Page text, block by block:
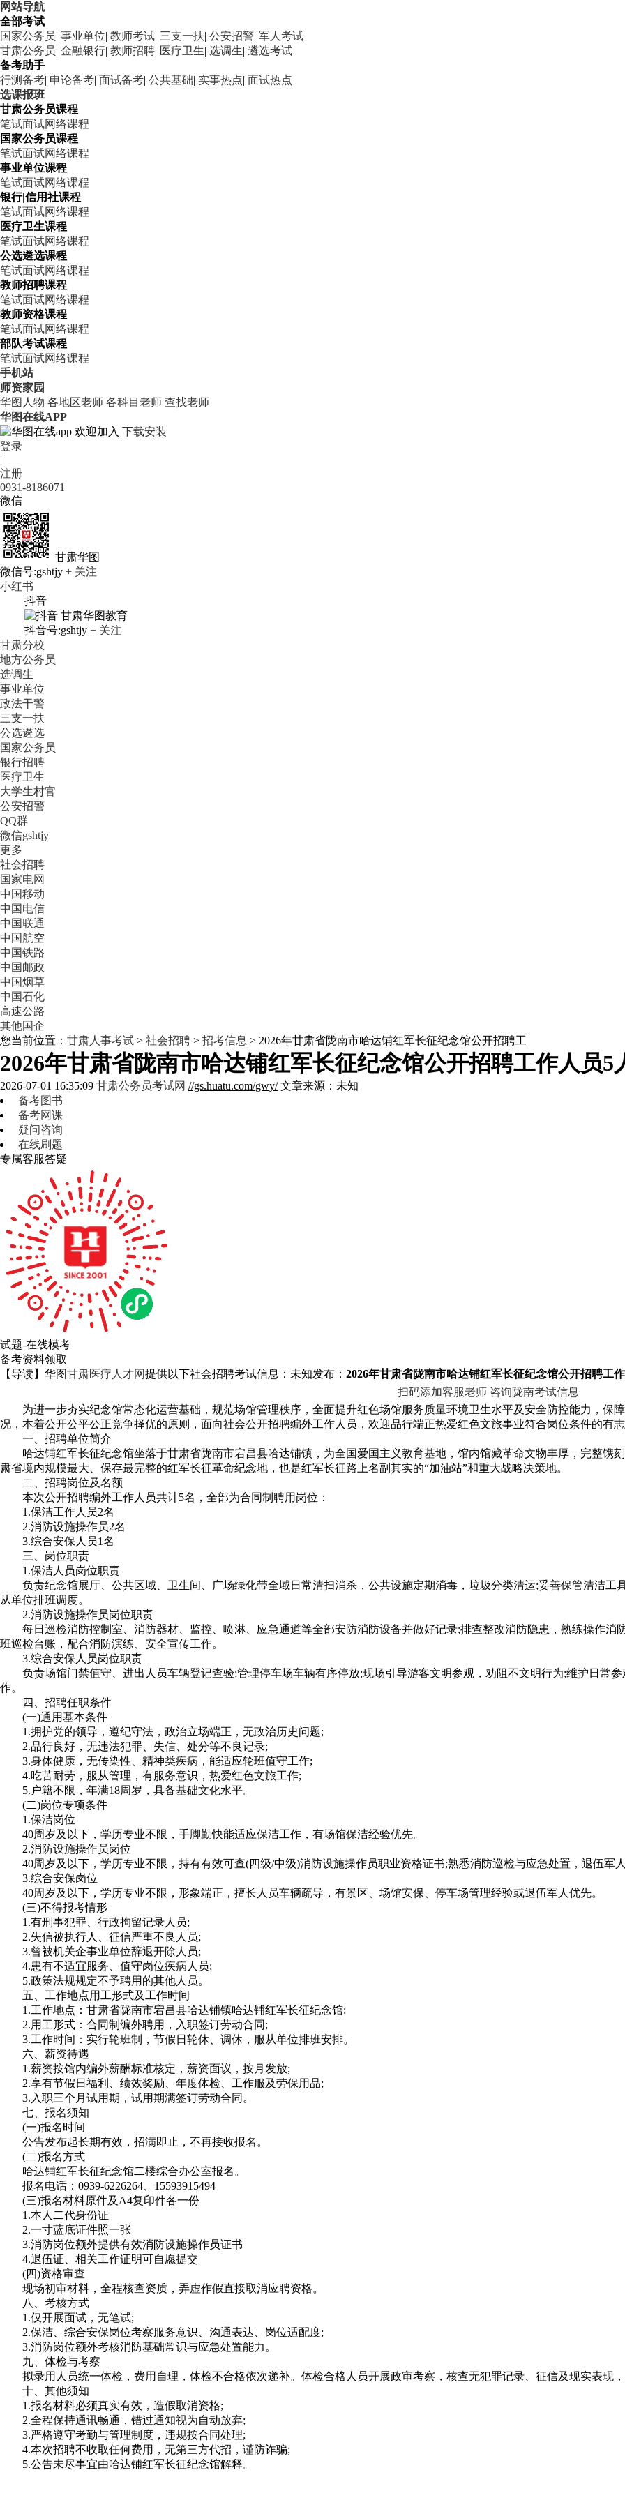
网站导航
全部考试
国家公务员| 事业单位| 教师考试| 三支一扶| 公安招警| 军人考试
甘肃公务员| 金融银行| 教师招聘| 医疗卫生| 选调生| 遴选考试
备考助手
行测备考| 申论备考| 面试备考| 公共基础| 实事热点| 面试热点
选课报班
甘肃公务员课程
笔试面试网络课程
国家公务员课程
笔试面试网络课程
事业单位课程
笔试面试网络课程
银行|信用社课程
笔试面试网络课程
医疗卫生课程
笔试面试网络课程
公选遴选课程
笔试面试网络课程
教师招聘课程
笔试面试网络课程
教师资格课程
笔试面试网络课程
部队考试课程
笔试面试网络课程
手机站
师资家园
华图人物 各地区老师 各科目老师 查找老师
华图在线APP
欢迎加入 下载安装
登录
|
注册
0931-8186071
微信
甘肃华图
微信号:gshtjy + 关注
小红书
抖音
甘肃华图教育
抖音号:gshtjy + 关注
甘肃分校
地方公务员
选调生
事业单位
政法干警
三支一扶
公选遴选
国家公务员
银行招聘
医疗卫生
大学生村官
公安招警
QQ群
微信gshtjy
更多
社会招聘
国家电网
中国移动
中国电信
中国联通
中国航空
中国铁路
中国邮政
中国烟草
中国石化
高速公路
其他国企
您当前位置： 甘肃人事考试 > 社会招聘 > 招考信息 > 2026年甘肃省陇南市哈达铺红军长征纪念馆公开招聘工
2026年甘肃省陇南市哈达铺红军长征纪念馆公开招聘工作人员5
2026-07-01 16:35:09 甘肃公务员考试网 //gs.huatu.com/gwy/ 文章来源：未知
备考图书
备考网课
疑问咨询
在线刷题
专属客服答疑
试题-在线模考
备考资料领取
【导读】华图甘肃医疗人才网提供以下社会招聘考试信息：未知发布： 2026年甘肃省陇南市哈达铺红军长征纪念馆公开招聘工
扫码添加客服老师 咨询陇南考试信息
为进一步夯实纪念馆常态化运营基础，规范场馆管理秩序，全面提升红色场馆服务质量环境卫生水平及安全防控能力，保
况，本着公开公平公正竞争择优的原则，面向社会公开招聘编外工作人员，欢迎品行端正热爱红色文旅事业符合岗位条件的有
一、招聘单位简介
哈达铺红军长征纪念馆坐落于甘肃省陇南市宕昌县哈达铺镇，为全国爱国主义教育基地，馆内馆藏革命文物丰厚，完整镌
肃省境内规模最大、保存最完整的红军长征革命纪念地，也是红军长征路上名副其实的“加油站”和重大战略决策地。
二、招聘岗位及名额
本次公开招聘编外工作人员共计5名，全部为合同制聘用岗位：
1.保洁工作人员2名
2.消防设施操作员2名
3.综合安保人员1名
三、岗位职责
1.保洁人员岗位职责
负责纪念馆展厅、公共区域、卫生间、广场绿化带全域日常清扫消杀，公共设施定期消毒，垃圾分类清运;妥善保管清洁工
从单位排班调度。
2.消防设施操作员岗位职责
每日巡检消防控制室、消防器材、监控、喷淋、应急通道等全部安防消防设备并做好记录;排查整改消防隐患，熟练操作消
班巡检台账，配合消防演练、安全宣传工作。
3.综合安保人员岗位职责
负责场馆门禁值守、进出人员车辆登记查验;管理停车场车辆有序停放;现场引导游客文明参观，劝阻不文明行为;维护日常
作。
四、招聘任职条件
(一)通用基本条件
1.拥护党的领导，遵纪守法，政治立场端正，无政治历史问题;
2.品行良好，无违法犯罪、失信、处分等不良记录;
3.身体健康，无传染性、精神类疾病，能适应轮班值守工作;
4.吃苦耐劳，服从管理，有服务意识，热爱红色文旅工作;
5.户籍不限，年满18周岁，具备基础文化水平。
(二)岗位专项条件
1.保洁岗位
40周岁及以下，学历专业不限，手脚勤快能适应保洁工作，有场馆保洁经验优先。
2.消防设施操作员岗位
40周岁及以下，学历专业不限，持有有效可查(四级/中级)消防设施操作员职业资格证书;熟悉消防巡检与应急处置，退伍军
3.综合安保岗位
40周岁及以下，学历专业不限，形象端正，擅长人员车辆疏导，有景区、场馆安保、停车场管理经验或退伍军人优先。
(三)不得报考情形
1.有刑事犯罪、行政拘留记录人员;
2.失信被执行人、征信严重不良人员;
3.曾被机关企事业单位辞退开除人员;
4.患有不适宜服务、值守岗位疾病人员;
5.政策法规规定不予聘用的其他人员。
五、工作地点用工形式及工作时间
1.工作地点：甘肃省陇南市宕昌县哈达铺镇哈达铺红军长征纪念馆;
2.用工形式：合同制编外聘用，入职签订劳动合同;
3.工作时间：实行轮班制，节假日轮休、调休，服从单位排班安排。
六、薪资待遇
1.薪资按馆内编外薪酬标准核定，薪资面议，按月发放;
2.享有节假日福利、绩效奖励、年度体检、工作服及劳保用品;
3.入职三个月试用期，试用期满签订劳动合同。
七、报名须知
(一)报名时间
公告发布起长期有效，招满即止，不再接收报名。
(二)报名方式
哈达铺红军长征纪念馆二楼综合办公室报名。
报名电话：0939-6226264、15593915494
(三)报名材料原件及A4复印件各一份
1.本人二代身份证
2.一寸蓝底证件照一张
3.消防岗位额外提供有效消防设施操作员证书
4.退伍证、相关工作证明可自愿提交
(四)资格审查
现场初审材料，全程核查资质，弄虚作假直接取消应聘资格。
八、考核方式
1.仅开展面试，无笔试;
2.保洁、综合安保岗位考察服务意识、沟通表达、岗位适配度;
3.消防岗位额外考核消防基础常识与应急处置能力。
九、体检与考察
拟录用人员统一体检，费用自理，体检不合格依次递补。体检合格人员开展政审考察，核查无犯罪记录、征信及现实表现
十、其他须知
1.报名材料必须真实有效，造假取消资格;
2.全程保持通讯畅通，错过通知视为自动放弃;
3.严格遵守考勤与管理制度，违规按合同处理;
4.本次招聘不收取任何费用，无第三方代招，谨防诈骗;
5.公告未尽事宜由哈达铺红军长征纪念馆解释。